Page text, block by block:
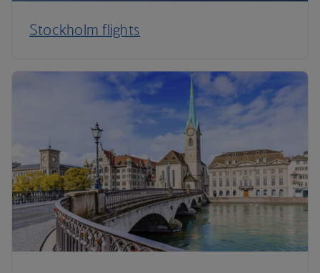
Stockholm flights